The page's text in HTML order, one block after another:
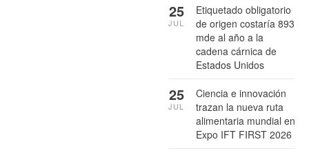
Etiquetado obligatorio
de origen costaría 893
mde al año a la
cadena cárnica de
Estados Unidos
25
JUL
Ciencia e innovación
trazan la nueva ruta
alimentaria mundial en
Expo IFT FIRST 2026
25
JUL